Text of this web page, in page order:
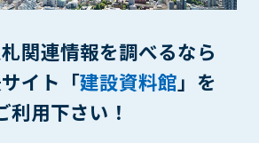
関連情報を調べるなら
イト「建設資料館」を
利用下さい！
タプログラム等を送信又は書き込む行為
いない営利を目的とした行為
為
つく行為
する行為